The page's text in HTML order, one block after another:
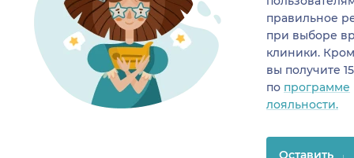
правильное
при выборе
клиники.
вы получите
по программе
лояльности.
Оставить